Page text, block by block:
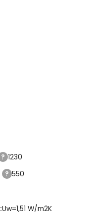
1230
550
:Uw=1,51 W/m2K